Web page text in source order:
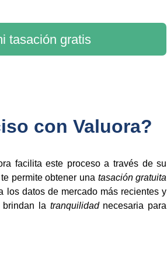
tasación gratis
con Valuora?
facilita este proceso a través de su
permite obtener una tasación gratuita
los datos de mercado más recientes y
la tranquilidadnecesaria para